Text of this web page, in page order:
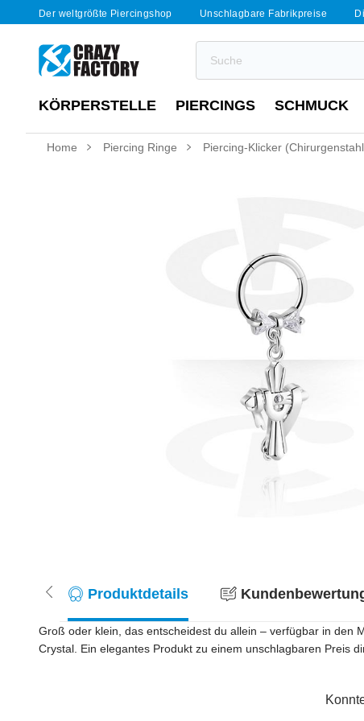
Der weltgrößte Piercingshop Unschlagbare Fabrikpreise
KÖRPERSTELLE PIERCINGS SCHMUCK
Home Piercing Ringe Piercing-Klicker
Produktdetails
Groß oder klein, das entscheidest du allein – verfügbar in den
Crystal. Ein elegantes Produkt zu einem unschlagbaren Preis